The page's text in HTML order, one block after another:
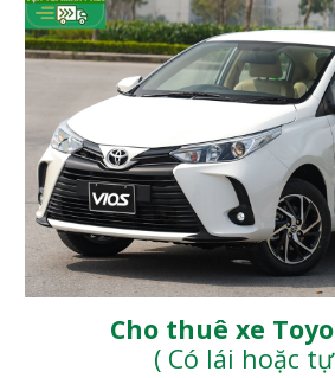
Cho thuê xe
( Có lái hoặc